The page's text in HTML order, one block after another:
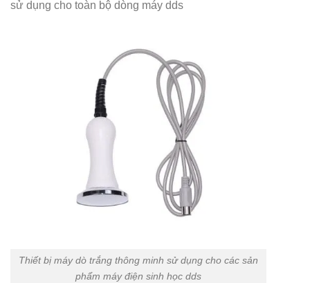
sử dụng cho toàn bộ dòng máy dds
Thiết bị máy dò trắng thông minh sử dụng cho các sản
phẩm máy điện sinh học dds